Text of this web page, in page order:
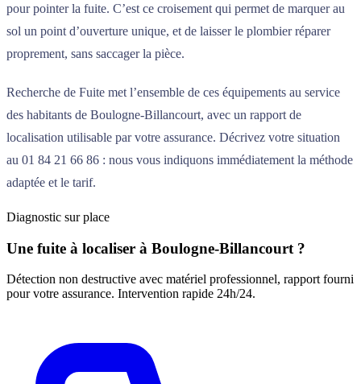
pour pointer la fuite. C’est ce croisement qui permet de marquer au
sol un point d’ouverture unique, et de laisser le plombier réparer
proprement, sans saccager la pièce.
Recherche de Fuite met l’ensemble de ces équipements au service
des habitants de Boulogne-Billancourt, avec un rapport de
localisation utilisable par votre assurance. Décrivez votre situation
au 01 84 21 66 86 : nous vous indiquons immédiatement la méthode
adaptée et le tarif.
Diagnostic sur place
Une fuite à localiser à Boulogne-Billancourt ?
Détection non destructive avec matériel professionnel, rapport fourni
pour votre assurance. Intervention rapide 24h/24.